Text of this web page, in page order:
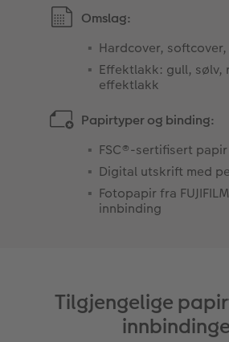
Omslag:
Hardcover,
Effektlakk: gull, sølv,
effektlakk
Papirtyper og binding:
FSC®-sertifisert papir
Digital utskrift med
Fotopapir fra
innbinding
Tilgjengelige